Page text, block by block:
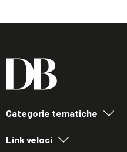
Categorie tematiche
Link veloci